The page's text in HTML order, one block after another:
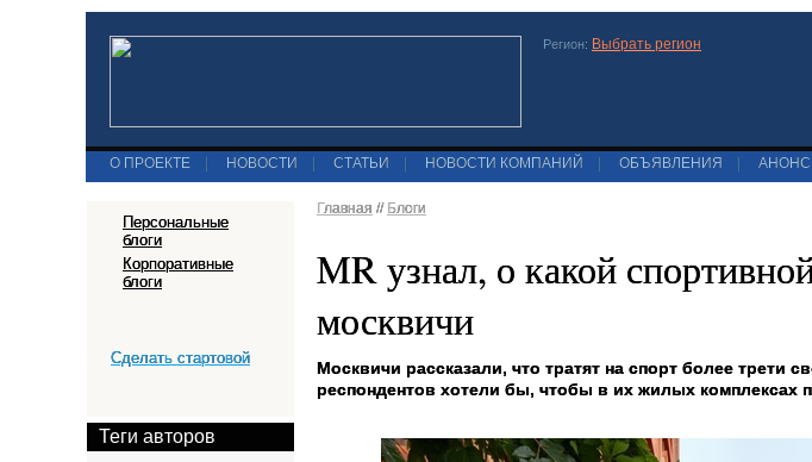
Регион: Выбрать регион
О ПРОЕКТЕ НОВОСТИ СТАТЬИ НОВОСТИ КОМПАНИЙ ОБЪЯВЛЕНИЯ
Персональные
блоги
Корпоративные
блоги
Сделать стартовой
Теги авторов
Главная // Блоги
MR узнал, о какой
москвичи
Москвичи рассказали, что тратят на спорт более трети
респондентов хотели бы, чтобы в их жилых комплексах